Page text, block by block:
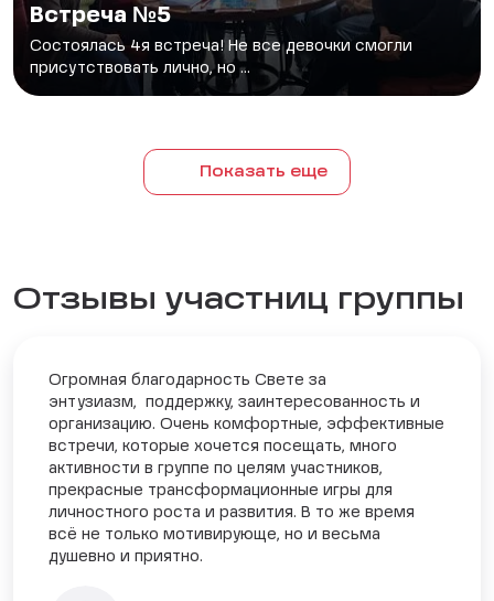
Встреча №5
Состоялась 4я встреча! Не все девочки смогли
присутствовать лично, но ...
Показать еще
Отзывы участниц группы
Огромная благодарность Свете за
энтузиазм, поддержку, заинтересованность и
организацию. Очень комфортные, эффективные
встречи, которые хочется посещать, много
активности в группе по целям участников,
прекрасные трансформационные игры для
личностного роста и развития. В то же время
всё не только мотивирующе, но и весьма
душевно и приятно.